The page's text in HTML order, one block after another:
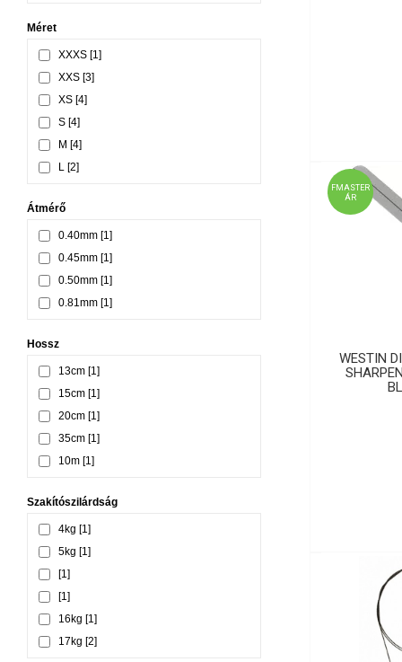
FMASTER
ÁR
WESTIN
Méret
XXXS [1]
XXS [3]
XS [4]
S [4]
M [4]
L [2]
0,8x1,7x8mm [1]
1,2x2,6x8mm [1]
Átmérő
0.40mm [1]
0.45mm [1]
0.50mm [1]
0.81mm [1]
Hossz
13cm [1]
15cm [1]
20cm [1]
35cm [1]
10m [1]
Szakítószilárdság
4kg [1]
5kg [1]
[1]
[1]
16kg [1]
17kg [2]